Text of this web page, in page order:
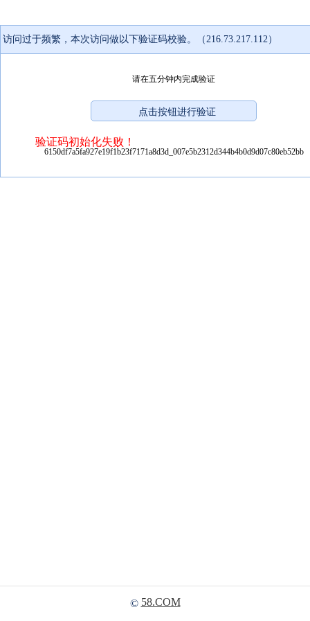
访问过于频繁，本次访问做以下验证码校验。（216.73.217.112）
请在五分钟内完成验证
验证码初始化失败！
6150df7a5fa927e19f1b23f7171a8d3d_007e5b2312d344b4b0d9d07c80eb52bb
© 58.COM